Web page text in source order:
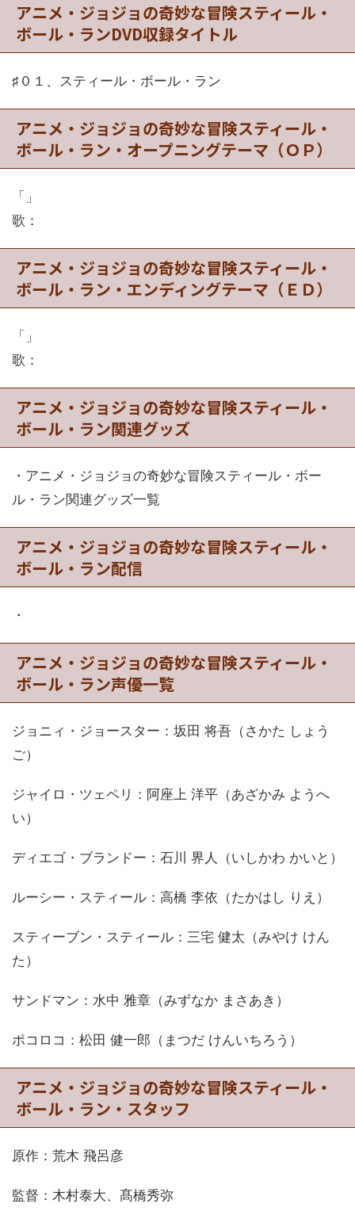
アニメ・ジョジョの奇妙な冒険スティール・
ボール・ランDVD収録タイトル
♯０１、スティール・ボール・ラン
アニメ・ジョジョの奇妙な冒険スティール・
ボール・ラン・オープニングテーマ（ＯＰ）
「」
歌：
アニメ・ジョジョの奇妙な冒険スティール・
ボール・ラン・エンディングテーマ（ＥＤ）
「」
歌：
アニメ・ジョジョの奇妙な冒険スティール・
ボール・ラン関連グッズ
・アニメ・ジョジョの奇妙な冒険スティール・ボー
ル・ラン関連グッズ一覧
アニメ・ジョジョの奇妙な冒険スティール・
ボール・ラン配信
・
アニメ・ジョジョの奇妙な冒険スティール・
ボール・ラン声優一覧
ジョニィ・ジョースター：坂田 将吾（さかた しょう
ご）
ジャイロ・ツェペリ：阿座上 洋平（あざかみ ようへ
い）
ディエゴ・ブランドー：石川 界人（いしかわ かいと）
ルーシー・スティール：高橋 李依（たかはし りえ）
スティーブン・スティール：三宅 健太（みやけ けん
た）
サンドマン：水中 雅章（みずなか まさあき）
ポコロコ：松田 健一郎（まつだ けんいちろう）
アニメ・ジョジョの奇妙な冒険スティール・
ボール・ラン・スタッフ
原作：荒木 飛呂彦
監督：木村泰大、髙橋秀弥